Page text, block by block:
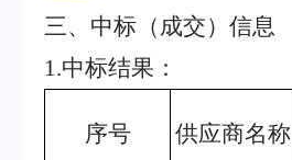
三、中标（成交）信息
1.中标结果：
序号 供应商名称